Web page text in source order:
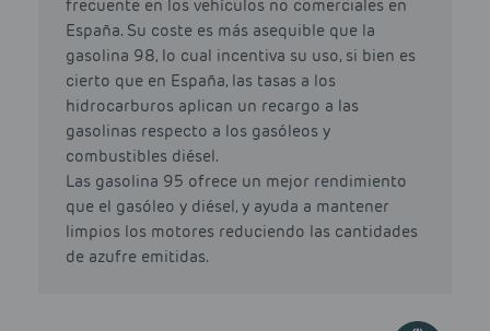
frecuente en los vehículos no comerciales en
España. Su coste es más asequible que la
gasolina 98, lo cual incentiva su uso, si bien es
cierto que en España, las tasas a los
hidrocarburos aplican un recargo a las
gasolinas respecto a los gasóleos y
combustibles diésel.
Las gasolina 95 ofrece un mejor rendimiento
que el gasóleo y diésel, y ayuda a mantener
limpios los motores reduciendo las cantidades
de azufre emitidas.